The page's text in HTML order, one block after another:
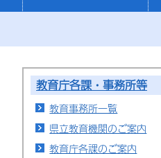
教育庁各課・事務所等
教育事務所一覧
県立教育機関のご案内
教育庁各課のご案内